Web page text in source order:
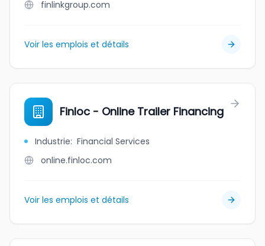
finlinkgroup.com
Voir les emplois et détails
Finloc - Online Trailer Financing
Industrie: Financial Services
online.finloc.com
Voir les emplois et détails